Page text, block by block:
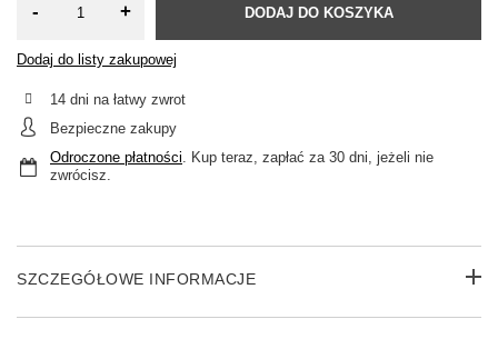
- + DODAJ DO KOSZYKA
Dodaj do listy zakupowej
14 dni na łatwy zwrot
Bezpieczne zakupy
Odroczone płatności. Kup teraz, zapłać za 30 dni, jeżeli nie
zwrócisz.
SZCZEGÓŁOWE INFORMACJE